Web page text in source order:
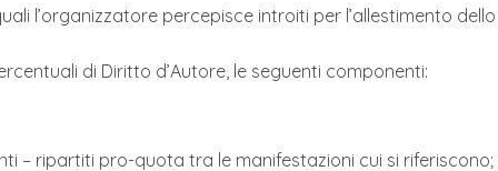
l’organizzatore percepisce introiti per l’allestimento
di Diritto d’Autore, le seguenti componenti:
– ripartiti pro-quota tra le manifestazioni cui si riferiscono;